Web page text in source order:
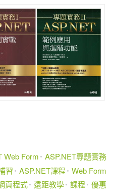
Web Form
ASP.NET專題實務
習 ASP.NET課程
Web Form
頁程式 遠距教學 課程
優惠